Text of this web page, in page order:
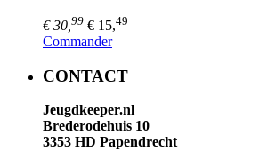
€ 30, 99 € 15,49
Commander
CONTACT
Jeugdkeeper.nl
Brederodehuis 10
3353 HD Papendrecht